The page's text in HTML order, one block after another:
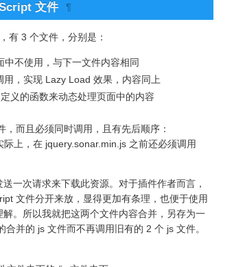
文件 ¶
有 3 个文件，分别是：
不使用，与下一文件内容相同
，实现 Lazy Load 效果，内容同上
义的函数来动态处理页面中的内容
而且必须同时调用，且有先后顺序：
上，在 jquery.sonar.min.js 之前还必须调用
一次请求来下载此资源。对于插件作者而言，
文件分开来放，显得更加有条理，也便于使用
。所以我就把这两个文件内容合并，另存为一
并的 js 文件而不再调用旧有的 2 个 js 文件。